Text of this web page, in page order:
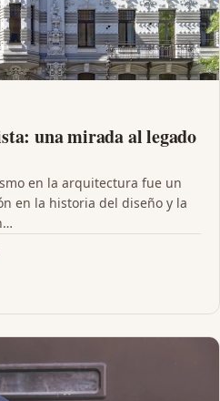
una mirada al legado
en la arquitectura fue un
en la historia del diseño y la